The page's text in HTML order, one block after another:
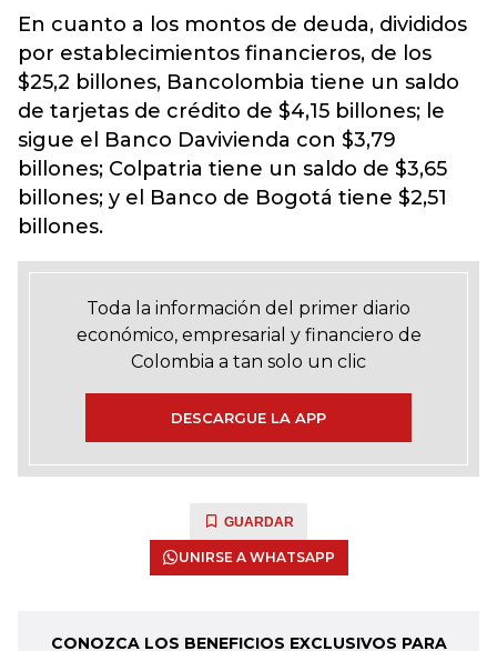
En cuanto a los montos de deuda, divididos
por establecimientos financieros, de los
$25,2 billones, Bancolombia tiene un saldo
de tarjetas de crédito de $4,15 billones; le
sigue el Banco Davivienda con $3,79
billones; Colpatria tiene un saldo de $3,65
billones; y el Banco de Bogotá tiene $2,51
billones.
Toda la información del primer diario
económico, empresarial y financiero de
Colombia a tan solo un clic
DESCARGUE LA APP
GUARDAR
UNIRSE A WHATSAPP
CONOZCA LOS BENEFICIOS EXCLUSIVOS PARA